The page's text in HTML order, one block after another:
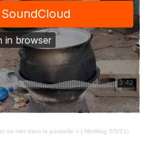
on met dans la poubelle » ( MiniMag 5/5/21)